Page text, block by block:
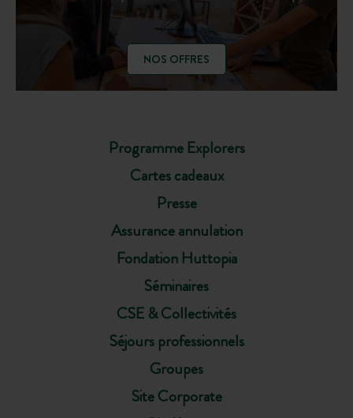
Programme Explorers
Cartes cadeaux
Presse
Assurance annulation
Fondation Huttopia
Séminaires
CSE & Collectivités
Séjours professionnels
Groupes
Site Corporate
NOS OFFRES